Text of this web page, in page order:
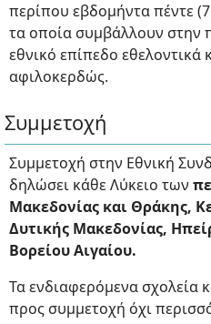
περίπου εβδομήντα πέντε
τα οποία συμβάλλουν
εθνικό επίπεδο εθελοντικά
αφιλοκερδώς.
Συμμετοχή
Συμμετοχή στην Εθνική
δηλώσει κάθε Λύκειο των
Μακεδονίας και Θράκης,
Δυτικής Μακεδονίας,
Βορείου Αιγαίου.
Τα ενδιαφερόμενα σχολεία
προς συμμετοχή όχι